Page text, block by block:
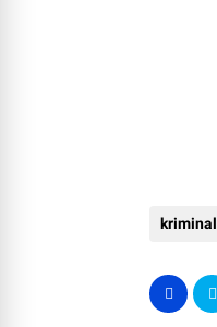
kriminal